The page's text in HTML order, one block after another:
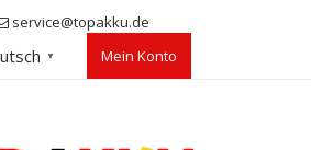
service@topakku.de
▼ Mein Konto